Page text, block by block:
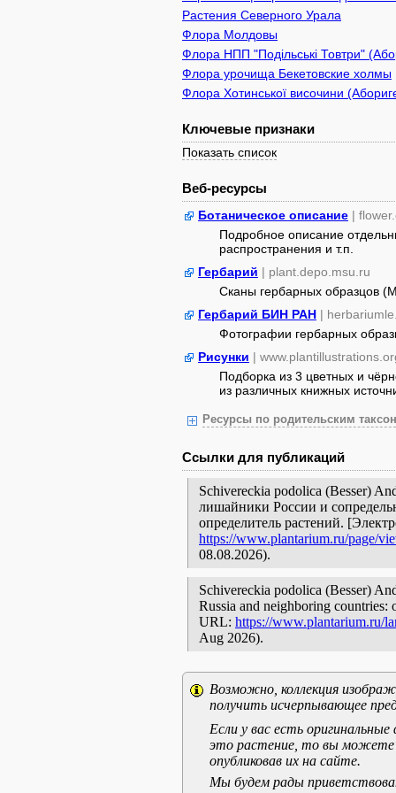
Растения Северного Урала
Флора Молдовы
Флора НПП "Подільські Товтри"
Флора урочища Бекетовские холмы
Флора Хотинської височини
Ключевые признаки
Показать список
Веб-ресурсы
Ботаническое описание |
Подробное описание
распространения и т.п.
Гербарий | plant.depo.msu.ru
Сканы гербарных образцов
Гербарий БИН РАН |
Фотографии гербарных
Рисунки |
Подборка из 3 цветных и
из различных книжных
Ресурсы по родительским
Ссылки для публикаций
Schivereckia podolica (Besser)
лишайники России и
определитель растений.
https://www.plantarium.ru/page/
08.08.2026).
Schivereckia podolica (Besser)
Russia and neighboring
URL: https://www.plantarium.ru/
Aug 2026).
Возможно, коллекция
получить исчерпывающее
Если у вас есть
это растение, то вы можете
опубликовав их на сайте.
Мы будем рады